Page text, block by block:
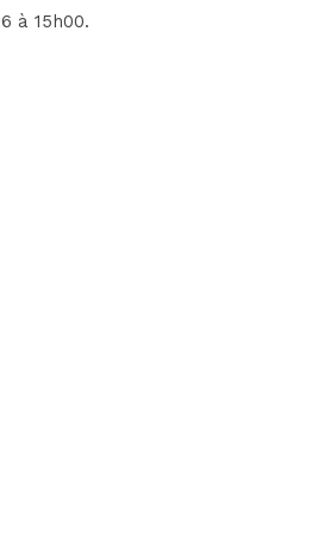
à 15h00.